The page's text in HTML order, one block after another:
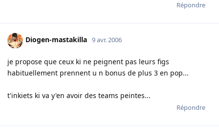
Répondre
Diogen-mastakilla 9 avr. 2006
je propose que ceux ki ne peignent pas leurs figs
habituellement prennent u n bonus de plus 3 en pop...
t'inkiets ki va y'en avoir des teams peintes...
Répondre